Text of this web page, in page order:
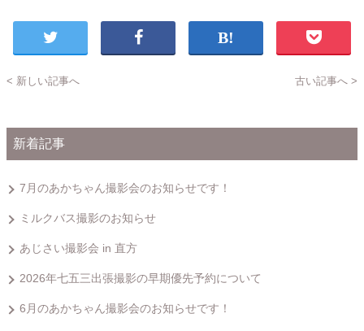
< 新しい記事へ 古い記事へ >
新着記事
7月のあかちゃん撮影会のお知らせです！
ミルクバス撮影のお知らせ
あじさい撮影会 in 直方
2026年七五三出張撮影の早期優先予約について
6月のあかちゃん撮影会のお知らせです！